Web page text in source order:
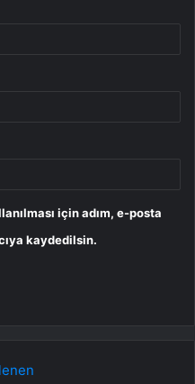
için adım, e-posta
kaydedilsin.